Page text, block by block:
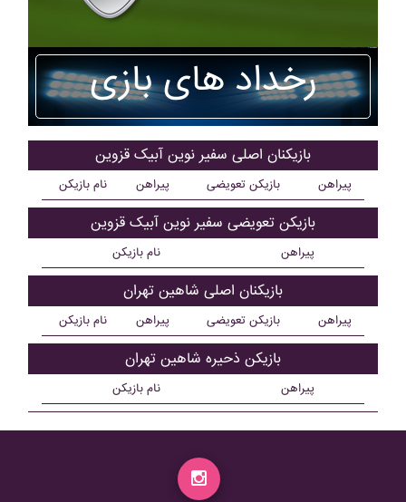
رخداد های بازی
بازیکنان اصلی سفير نوين آبيک قزوين
نام بازیکن پیراهن بازیکن تعویضی پیراهن
بازیکن تعویضی سفير نوين آبيک قزوين
نام بازیکن پیراهن
بازیکنان اصلی شاهين تهران
نام بازیکن پیراهن بازیکن تعویضی پیراهن
بازیکن ذحیره شاهين تهران
نام بازیکن پیراهن